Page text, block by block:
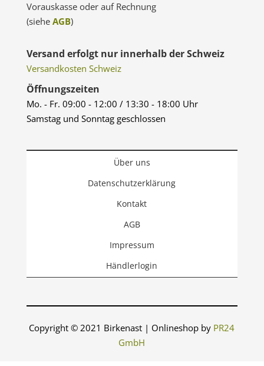
Vorauskasse oder auf Rechnung
(siehe AGB)
Versand erfolgt nur innerhalb der Schweiz
Versandkosten Schweiz
Öffnungszeiten
Mo. - Fr. 09:00 - 12:00 / 13:30 - 18:00 Uhr
Samstag und Sonntag geschlossen
Über uns
Datenschutzerklärung
Kontakt
AGB
Impressum
Händlerlogin
Copyright © 2021 Birkenast | Onlineshop by PR24
GmbH